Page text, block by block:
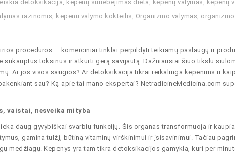
detoksikacija, kepenų suriebėjimas dieta , kepenų valymas , kepenų
razinomis, kepenu valymo kokteilis , Organizmo valymas,
procedūros – komerciniai tinklai perpildyti teikiamų paslaugų ir
sukauptus toksinus ir atkurti gerą savijautą. Dažniausiai šiuo tikslu
Ar jos visos saugios? Ar detoksikacija tikrai reikalinga kepenims ir
sau? Ką apie tai mano ekspertai? NetradicineMedicina.com
vaistai, nesveika mityba
daug gyvybiškai svarbių funkcijų. Šis organas transformuoja ir
gamina tulžį, būtiną vitaminų virškinimui ir įsisavinimui. Tačiau
medžiagų. Kepenys yra tam tikra detoksikacijos gamykla, kuri per